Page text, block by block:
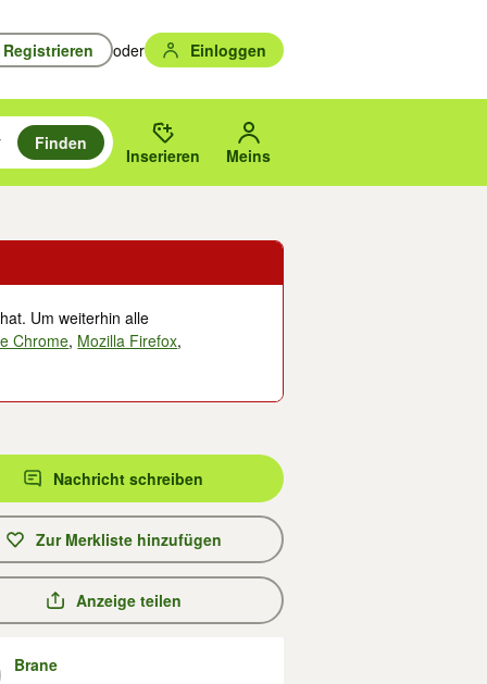
Registrieren oder Einloggen
und mit Eingabetaste auswählen.
um zu suchen, oder Vorschläge mit den Pfeiltasten nach oben/
gewählten Orts oder PLZ.
Finden
Inserieren Meins
Um weiterhin alle
Chrome, Mozilla Firefox,
Nachricht schreiben
Zur Merkliste hinzufügen
Anzeige teilen
Brane